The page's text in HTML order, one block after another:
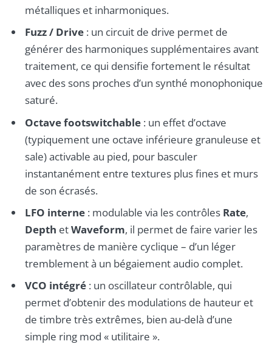
métalliques et inharmoniques.
Fuzz / Drive: un circuit de drive permet de
générer des harmoniques supplémentaires avant
traitement, ce qui densifie fortement le résultat
avec des sons proches d’un synthé monophonique
saturé.
Octave footswitchable: un effet d’octave
(typiquement une octave inférieure granuleuse et
sale) activable au pied, pour basculer
instantanément entre textures plus fines et murs
de son écrasés.
LFO interne: modulable via les contrôles Rate,
Depth etWaveform, il permet de faire varier les
paramètres de manière cyclique – d’un léger
tremblement à un bégaiement audio complet.
VCO intégré: un oscillateur contrôlable, qui
permet d’obtenir des modulations de hauteur et
de timbre très extrêmes, bien au-delà d’une
simple ring mod « utilitaire ».